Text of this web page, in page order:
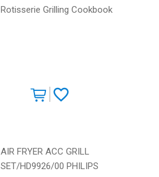
Rotisserie Grilling Cookbook
AIR FRYER ACC GRILL
SET/HD9926/00 PHILIPS